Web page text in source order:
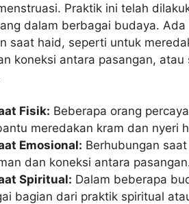
Praktik ini telah
dalam berbagai budaya.
saat haid, seperti untuk
koneksi antara pasangan,
Fisik: Beberapa orang
meredakan kram dan nyeri
Emosional: Berhubungan
dan koneksi antara
Spiritual: Dalam beberapa
bagian dari praktik spiritual